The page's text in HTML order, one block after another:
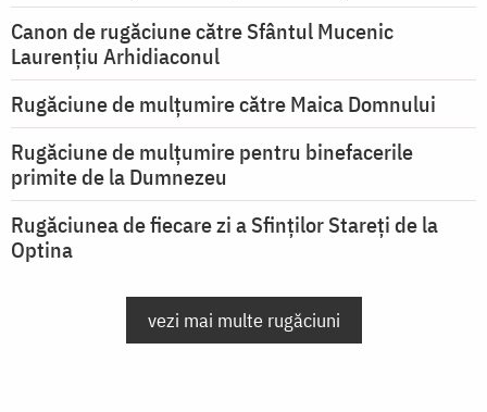
Canon de rugăciune către Sfântul Mucenic
Laurențiu Arhidiaconul
Rugăciune de mulţumire către Maica Domnului
Rugăciune de mulțumire pentru binefacerile
primite de la Dumnezeu
Rugăciunea de fiecare zi a Sfinților Stareți de la
Optina
vezi mai multe rugăciuni